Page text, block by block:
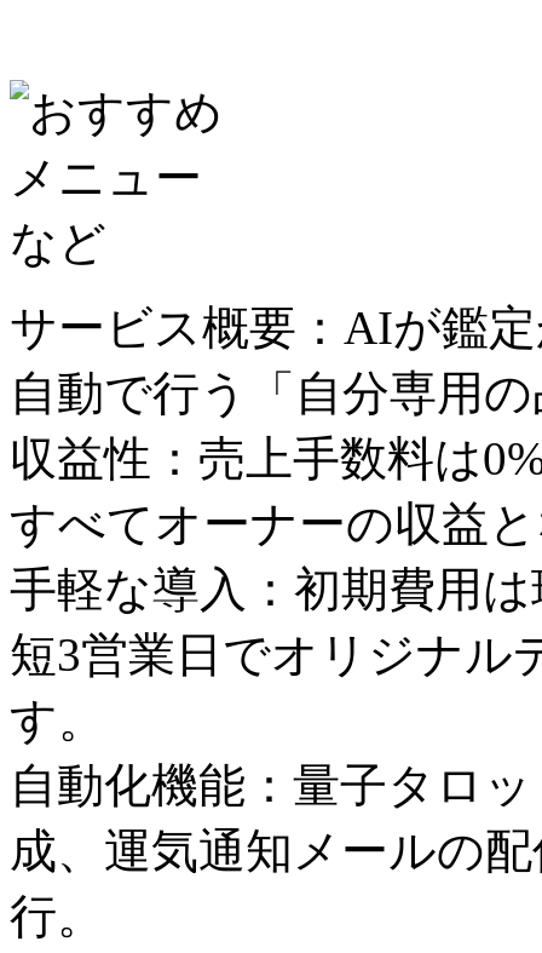
サービス概要：AIが鑑
自動で行う「自分専用
収益性：売上手数料は
すべてオーナーの収益
手軽な導入：初期費用
短3営業日でオリジナル
す。
自動化機能：量子タロ
成、運気通知メールの
行。